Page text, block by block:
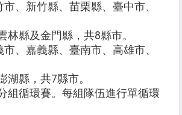
、新竹縣、苗栗縣、臺中市、
林縣及金門縣，共8縣市。
、嘉義縣、臺南市、高雄市、
湖縣，共7縣市。
組循環賽。每組隊伍進行單循環